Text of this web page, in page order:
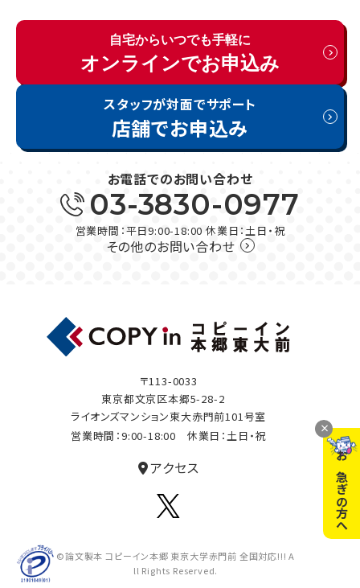
自宅からいつでも手軽に
オンラインでお申込み
スタッフが対面でサポート
店舗でお申込み
お電話でのお問い合わせ
03-3830-0977
営業時間：平日9:00-18:00 休業日：土日・祝
その他のお問い合わせ
〒113-0033
東京都文京区本郷5-28-2
ライオンズマンション東大赤門前101号室
営業時間：9:00-18:00 休業日：土日・祝
アクセス
©論文製本 コピーイン本郷 東京大学赤門前 全国対応!!! A
ll Rights Reserved.
×
お急ぎの方へ